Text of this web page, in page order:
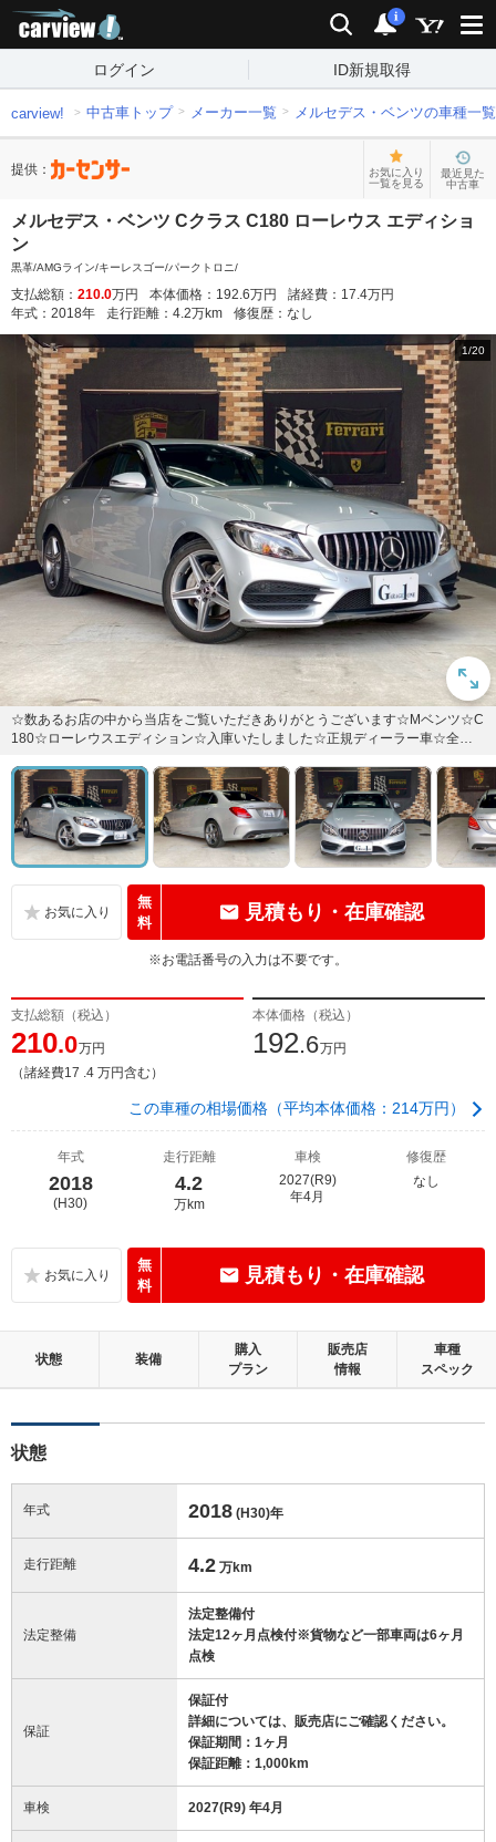
検索 通知
i
ログイン ID新規取得
carview! 中古車トップ メーカー一覧 メルセデス・ベンツの車種一覧
提供：
お気に入り
一覧を見る
最近見た
中古車
メルセデス・ベンツ Cクラス C180 ローレウス エディショ
ン
黒革/AMGライン/キーレスゴー/パークトロニ/
支払総額： 210.0万円 本体価格： 192.6万円 諸経費： 17.4万円
年式： 2018年 走行距離： 4.2万km 修復歴： なし
1/20
☆数あるお店の中から当店をご覧いただきありがとうございます☆Mベンツ☆C
180☆ローレウスエディション☆入庫いたしました☆正規ディーラー車☆全国
無
料
見積もり・在庫確認
※お電話番号の入力は不要です。
支払総額（税込）
210.0万円
（諸経費17 .4 万円含む）
本体価格（税込）
192.6万円
この車種の相場価格（平均本体価格：214万円）
年式
2018
(H30)
走行距離
4.2
万km
車検
2027(R9)
年4月
修復歴
なし
無
料
見積もり・在庫確認
状態 装備
購入
プラン
販売店
情報
車種
スペック
状態
年式 2018 (H30)年
走行距離 4.2 万km
法定整備
法定整備付
法定12ヶ月点検付※貨物など一部車両は6ヶ月
点検
保証
保証付
詳細については、販売店にご確認ください。
保証期間：1ヶ月
保証距離：1,000km
車検 2027(R9) 年4月